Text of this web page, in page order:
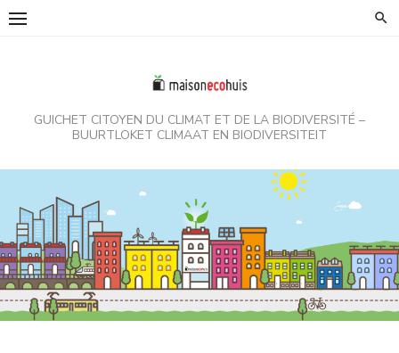
Skip
GUICHET CITOYEN DU CLIMAT ET DE LA BIODIVERSITÉ –
BUURTLOKET CLIMAAT EN BIODIVERSITEIT